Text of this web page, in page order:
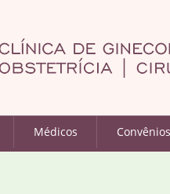
Médicos Convênios